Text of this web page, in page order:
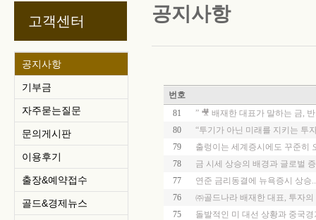
고객센터
공지사항
기부금
자주묻는질문
문의게시판
이용후기
출장&예약접수
골드&경제뉴스
공지사항
번호
81
” 🎥 배재한 대표가 말하는 금,
80
“투기가 아닌 미래를 지키는 투
79
출렁이는 세계증시에도 꾸준히
78
금 시세 상승의 배경과 글로벌
77
연준 금리동결에 뉴욕증시 상승
76
㈜골드나라 배재한 대표, 투자
75
돌발적인 미 대선 상황과 중국